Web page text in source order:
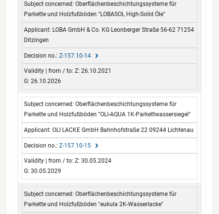
Oberflächenbeschichtungssysteme für
Parkette und Holzfußböden "LOBASOL High-Solid Öle"
LOBA GmbH & Co. KG Leonberger Straße 56-62 71254
Ditzingen
Z-157.10-14
Z: 26.10.2021
G: 26.10.2026
Oberflächenbeschichtungssysteme für
Parkette und Holzfußböden "OLI-AQUA 1K-Parkettwassersiegel"
OLI LACKE GmbH Bahnhofstraße 22 09244 Lichtenau
Z-157.10-15
Z: 30.05.2024
G: 30.05.2029
Oberflächenbeschichtungssysteme für
Parkette und Holzfußböden "eukula 2K-Wasserlacke"